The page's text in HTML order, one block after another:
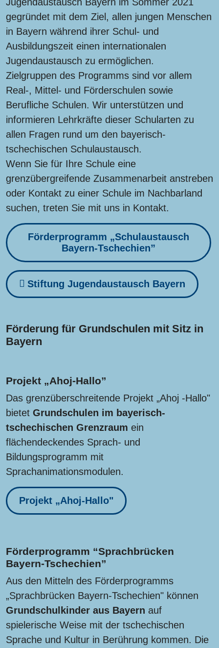
gegründet mit dem Ziel, allen jungen Menschen
in Bayern während ihrer Schul- und
Ausbildungszeit einen internationalen
Jugendaustausch zu ermöglichen.
Zielgruppen des Programms sind vor allem
Real-, Mittel- und Förderschulen sowie
Berufliche Schulen. Wir unterstützen und
informieren Lehrkräfte dieser Schularten zu
allen Fragen rund um den bayerisch-
tschechischen Schulaustausch.
Wenn Sie für Ihre Schule eine
grenzübergreifende Zusammenarbeit anstreben
oder Kontakt zu einer Schule im Nachbarland
suchen, treten Sie mit uns in Kontakt.
Förderprogramm „Schulaustausch
Bayern-Tschechien”
Stiftung Jugendaustausch Bayern
Förderung für Grundschulen mit Sitz in
Bayern
Projekt „Ahoj-Hallo”
Das grenzüberschreitende Projekt „Ahoj -Hallo"
bietet Grundschulen im bayerisch-
tschechischen Grenzraum ein
flächendeckendes Sprach- und
Bildungsprogramm mit
Sprachanimationsmodulen.
Projekt „Ahoj-Hallo"
Förderprogramm “Sprachbrücken
Bayern-Tschechien”
Aus den Mitteln des Förderprogramms
„Sprachbrücken Bayern-Tschechien" können
Grundschulkinder aus Bayern auf
spielerische Weise mit der tschechischen
Sprache und Kultur in Berührung kommen. Die